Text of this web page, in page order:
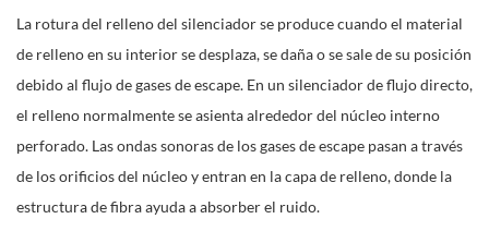
La rotura del relleno del silenciador se produce cuando el material
de relleno en su interior se desplaza, se daña o se sale de su posición
debido al flujo de gases de escape. En un silenciador de flujo directo,
el relleno normalmente se asienta alrededor del núcleo interno
perforado. Las ondas sonoras de los gases de escape pasan a través
de los orificios del núcleo y entran en la capa de relleno, donde la
estructura de fibra ayuda a absorber el ruido.